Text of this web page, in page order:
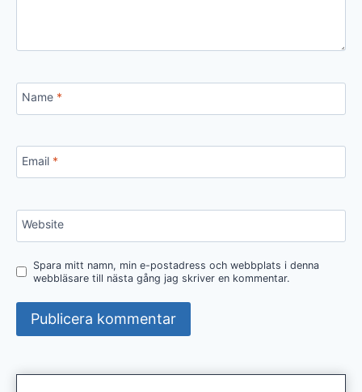
Name *
Email *
Website
Spara mitt namn, min e-postadress och webbplats i denna
webbläsare till nästa gång jag skriver en kommentar.